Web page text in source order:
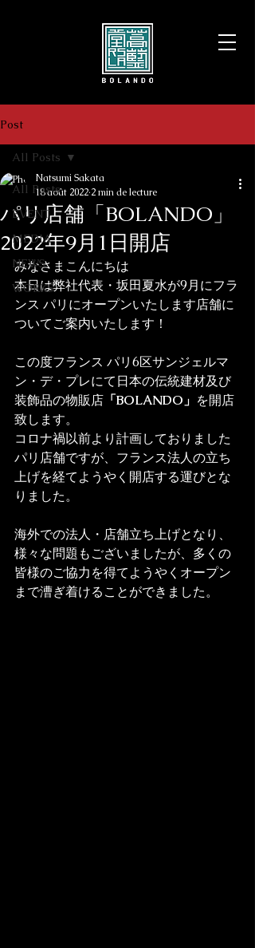
Post
All Posts
EVENT
MEDIA
NEWS
WORKS
All Posts
パリ店舗「BOLANDO」
2022年9月1日開店
Natsumi Sakata
18 août 2022 2 min de lecture
みなさまこんにちは
本日は弊社代表・坂田夏水が9月にフラ
ンス パリにオープンいたします店舗に
この度フランス パリ6区サンジェルマ
ン・デ・プレにて日本の伝統建材及び
装飾品の物販店 「BOLANDO」 を開店
致します。
コロナ禍以前より計画しておりました
パリ店舗ですが、フランス法人の立ち
上げを経てようやく開店する運びとな
海外での法人・店舗立ち上げとなり、
様々な問題もございましたが、多くの
皆様のご協力を得てようやくオープン
まで漕ぎ着けることができました。